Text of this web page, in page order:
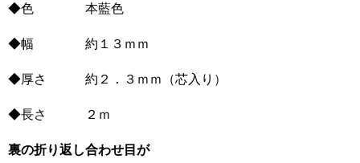
◆色 本藍色
◆幅 約１３ｍｍ
◆厚さ 約２．３ｍｍ（芯入り）
◆長さ ２ｍ
裏の折り返し合わせ目が